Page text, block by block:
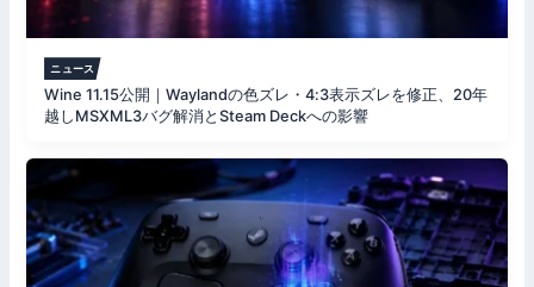
ニュース
Wine 11.15公開｜Waylandの色ズレ・4:3表示ズレを修正、20年
越しMSXML3バグ解消とSteam Deckへの影響